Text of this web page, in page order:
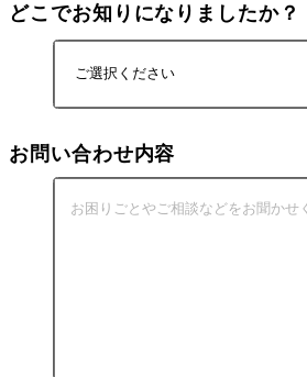
どこでお知りになりましたか？
お問い合わせ内容